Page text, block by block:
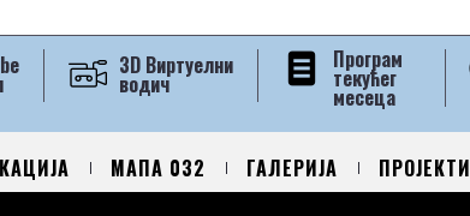
Програм
текућег
месеца
3D Виртуелни
водич
МАПА 032 ГАЛЕРИЈА ПРОЈЕКТИ